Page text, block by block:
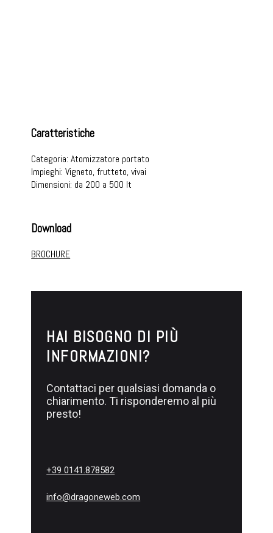
Caratteristiche
Categoria:Atomizzatore portato
Impieghi:Vigneto, frutteto, vivai
Dimensioni: da 200 a 500 lt
Download
BROCHURE
HAI BISOGNO DI PIÙ
INFORMAZIONI?
Contattaci per qualsiasi domanda o
chiarimento. Ti risponderemo al più
presto!
+39 0141.878582
info@dragoneweb.com